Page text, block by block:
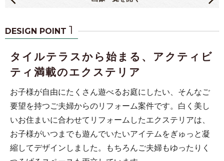
DESIGN POINT 1
タイルテラスから始まる、アクティビ
ティ満載のエクステリア
お子様が自由にたくさん遊べるお庭にしたい、そんなご
要望を持つご夫婦からのリフォーム案件です。白く美し
いお住まいに合わせてリフォームしたエクステリアは、
お子様がいつまでも遊んでいたいアイテムをぎゅっと凝
縮してデザインしました。もちろんご夫婦もゆったりく